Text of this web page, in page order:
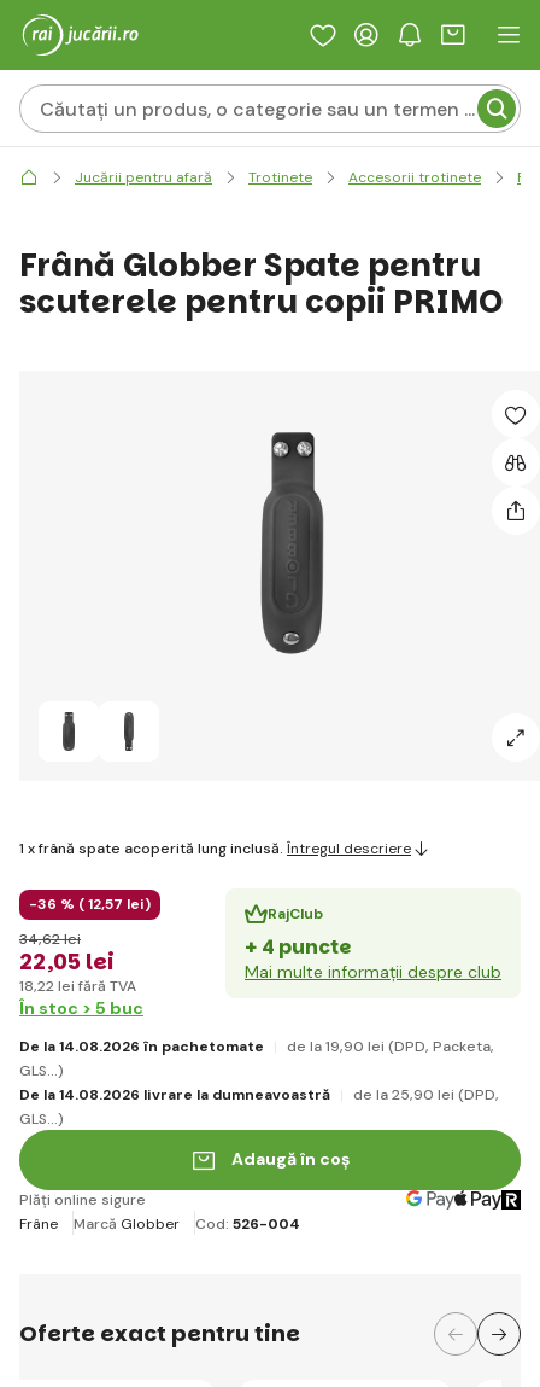
Jucării pentru afară Trotinete Accesorii trotinete
Frână Globber Spate pentru
scuterele pentru copii PRIMO
1 x frână spate acoperită lung inclusă. Întregul descriere
-36 % (12,57 lei)
22,05 lei
34,62 lei
18,22 lei fără TVA
RajClub
+ 4 puncte
Mai multe informații despre club
În stoc > 5 buc
De la 14.08.2026 în pachetomate de la 19,90 lei (DPD, Packeta,
GLS...)
De la 14.08.2026 livrare la dumneavoastră
de la 25,90 lei (DPD,
GLS...)
Adaugă în coș
Plăți online sigure
Frâne
Marcă Globber Cod: 526-004
Oferte exact pentru tine